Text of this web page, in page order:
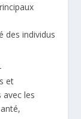
des individus
et
les